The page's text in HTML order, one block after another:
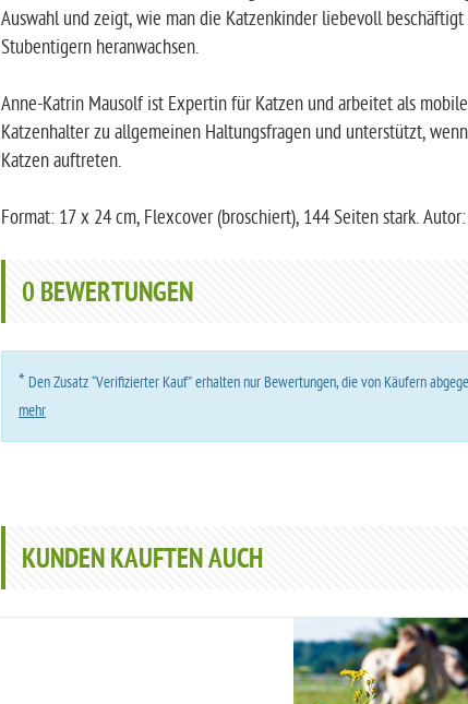
Auswahl und zeigt, wie man die Katzenkinder liebevoll
Stubentigern heranwachsen.
Anne-Katrin Mausolf ist Expertin für Katzen und arbeitet als
Katzenhalter zu allgemeinen Haltungsfragen und unterstützt,
Katzen auftreten.
Format: 17 x 24 cm, Flexcover (broschiert), 144 Seiten stark.
0 BEWERTUNGEN
* Den Zusatz “Verifizierter Kauf” erhalten nur Bewertungen, die von Käufern
mehr
KUNDEN KAUFTEN AUCH